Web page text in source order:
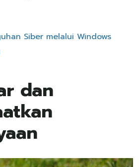
Siber melalui Windows
dan